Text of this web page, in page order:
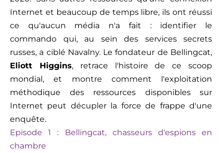
Internet et beaucoup de temps libre, ils ont réussi
ce qu'aucun média n'a fait : identifier le
commando qui, au sein des services secrets
russes, a ciblé Navalny. Le fondateur de Bellingcat,
Eliott Higgins, retrace l'histoire de ce scoop
mondial, et montre comment l'exploitation
méthodique des ressources disponibles sur
Internet peut décupler la force de frappe d'une
enquête.
Episode 1 : Bellingcat, chasseurs d'espions en
chambre